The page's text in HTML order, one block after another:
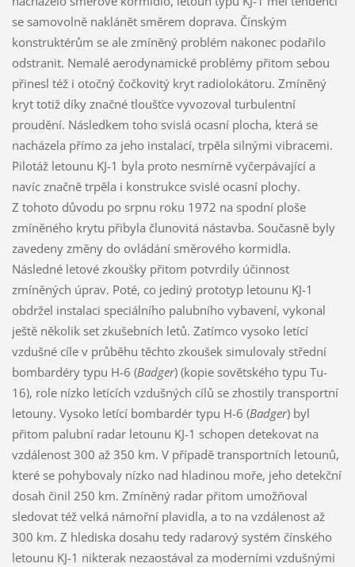
se samovolně naklánět směrem doprava. Čínským
konstruktérům se ale zmíněný problém nakonec podařilo
odstranit. Nemalé aerodynamické problémy přitom sebou
přinesl též i otočný čočkovitý kryt radiolokátoru. Zmíněný
kryt totiž díky značné tloušťce vyvozoval turbulentní
proudění. Následkem toho svislá ocasní plocha, která se
nacházela přímo za jeho instalací, trpěla silnými vibracemi.
Pilotáž letounu KJ-1 byla proto nesmírně vyčerpávající a
navíc značně trpěla i konstrukce svislé ocasní plochy.
Z tohoto důvodu po srpnu roku 1972 na spodní ploše
zmíněného krytu přibyla člunovitá nástavba. Současně byly
zavedeny změny do ovládání směrového kormidla.
Následné letové zkoušky přitom potvrdily účinnost
zmíněných úprav. Poté, co jediný prototyp letounu KJ-1
obdržel instalaci speciálního palubního vybavení, vykonal
ještě několik set zkušebních letů. Zatímco vysoko letící
vzdušné cíle v průběhu těchto zkoušek simulovaly střední
bombardéry typu H-6 (Badger) (kopie sovětského typu Tu-
16), role nízko letících vzdušných cílů se zhostily transportní
letouny. Vysoko letící bombardér typu H-6 (Badger) byl
přitom palubní radar letounu KJ-1 schopen detekovat na
vzdálenost 300 až 350 km. V případě transportních letounů,
které se pohybovaly nízko nad hladinou moře, jeho detekční
dosah činil 250 km. Zmíněný radar přitom umožňoval
sledovat též velká námořní plavidla, a to na vzdálenost až
300 km. Z hlediska dosahu tedy radarový systém čínského
letounu KJ-1 nikterak nezaostával za moderními vzdušnými